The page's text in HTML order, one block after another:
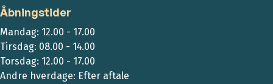
Åbningstider
Mandag: 12.00 - 17.00
Tirsdag: 08.00 - 14.00
Torsdag: 12.00 - 17.00
Andre hverdage: Efter aftale